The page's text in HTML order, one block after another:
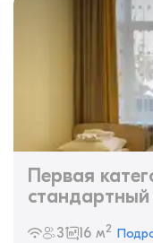
Первая
3 16 м2